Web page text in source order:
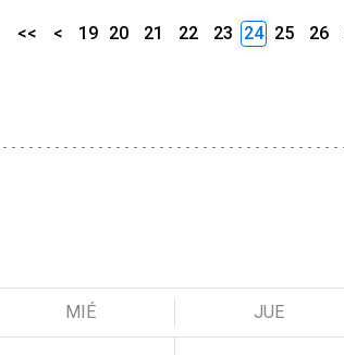
<< < 19 20 21 22 23 24 25 26
MIÉ JUE